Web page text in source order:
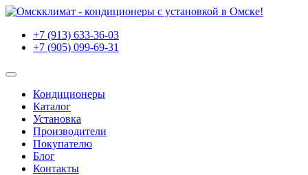
+7 (913) 633-36-03
+7 (905) 099-69-31
Кондиционеры
Каталог
Установка
Производители
Покупателю
Блог
Контакты